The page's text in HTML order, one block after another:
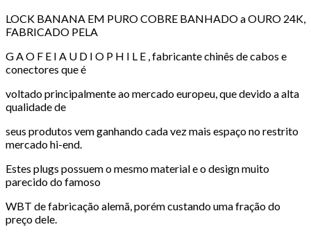
LOCK BANANA EM PURO COBRE BANHADO a OURO 24K,
FABRICADO PELA
G A O F E I A U D I O P H I L E , fabricante chinês de cabos e
conectores que é
voltado principalmente ao mercado europeu, que devido a alta
qualidade de
seus produtos vem ganhando cada vez mais espaço no restrito
mercado hi-end.
Estes plugs possuem o mesmo material e o design muito
parecido do famoso
WBT de fabricação alemã, porém custando uma fração do
preço dele.